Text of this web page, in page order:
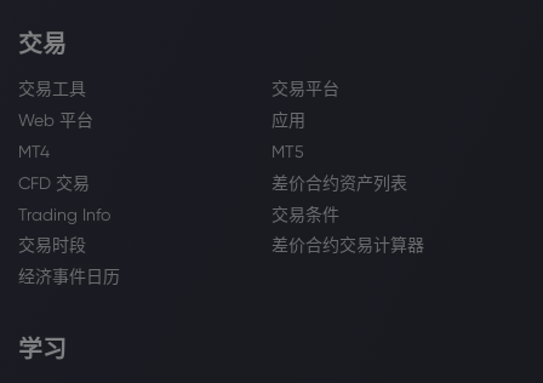
交易
交易工具
交易平台
Web 平台
应用
MT4
MT5
CFD 交易
差价合约资产列表
Trading Info
交易条件
交易时段
差价合约交易计算器
经济事件日历
学习